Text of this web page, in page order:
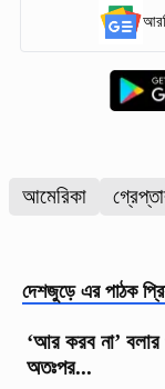
আমেরিকা
দেশজুড়ে এর পাঠক
‘আর করব না’ বলার
অতঃপর...